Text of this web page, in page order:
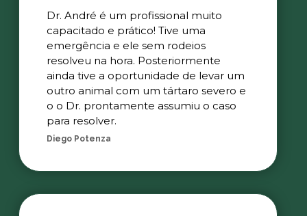
Dr. André é um profissional muito
capacitado e prático! Tive uma
emergência e ele sem rodeios
resolveu na hora. Posteriormente
ainda tive a oportunidade de levar um
outro animal com um tártaro severo e
o o Dr. prontamente assumiu o caso
para resolver.
Diego Potenza